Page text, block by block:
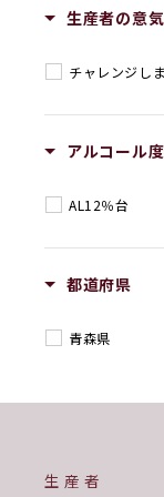
生産者の意
チャレンジし
アルコール
AL12％台
都道府県
青森県
生産者